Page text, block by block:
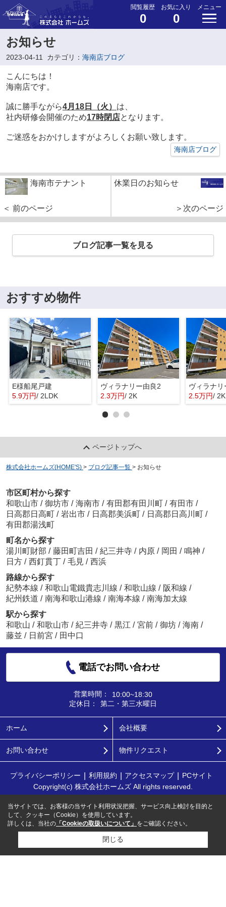
閲覧履歴
0
お気に入り
0
メニュー
お知らせ
2023-04-11 カテゴリ： 海南店ブログ
こんにちは！
海南店です。
誠に勝手ながら4月18日（火） は、
社内研修会開催のため17時閉店となります。
ご迷惑をおかけしますがよろしくお願い致します。
海南店ブログ
海南市テナント
＜ 前のページ
休業日のお知らせ
＞次のページ
ブログ記事一覧を見る
おすすめ物件
E様船尾戸建
5.9万円/ 2LDK
ヴィラナリー由良2
2.3万円/ 2K
ヴィラナリ
2.5万円/ 2K
ページトップへ
株式会社ホームズ(HOME'S) > ブログ記事一覧 > お知らせ
市区町村から探す
和歌山市 / 御坊市 / 海南市 / 有田郡有田川町 / 有田市 /
日高郡日高町 / 岩出市 / 日高郡美浜町 / 日高郡日高川町 /
有田郡湯浅町
町名から探す
湯川町財部 / 藤田町吉田 / 紀三井寺 / 内原 / 岡田 / 鳴神 /
日方 / 西釘貫丁 / 毛見 / 西浜
路線から探す
紀勢本線 / 和歌山電鐵貴志川線 / 和歌山線 / 阪和線 /
紀州鉄道 / 南海和歌山港線 / 南海本線 / 南海加太線
駅から探す
和歌山 / 和歌山市 / 紀三井寺 / 黒江 / 宮前 / 御坊 / 海南 /
藤並 / 日前宮 / 田中口
電話でお問い合わせ
営業時間：
10:00~18:30
定休日：
第二・第三水曜日
ホーム 会社概要
お問い合わせ 物件リクエスト
プライバシーポリシー 利用規約 アクセスマップ
PCサイト
Copyright(c) 株式会社ホームズ All rights reserved.
当サイトでは、お客様の当サイト利用状況把握、サービス向上検討を目的と
して、クッキー（Cookie）を使用しています。
詳しくは、当社の 「Cookieの取扱いについて」 をご確認ください。
閉じる